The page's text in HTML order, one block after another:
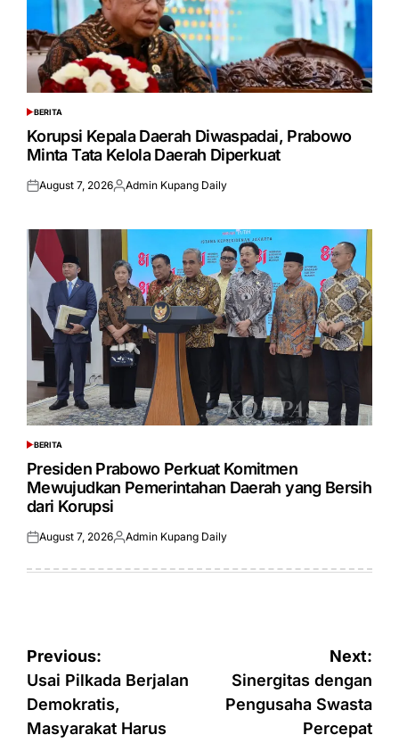
POSTED
IN
BERITA
Korupsi Kepala Daerah Diwaspadai, Prabowo
Minta Tata Kelola Daerah Diperkuat
Posted
August 7, 2026Posted
Admin Kupang Daily
POSTED
IN
BERITA
Presiden Prabowo Perkuat Komitmen
Mewujudkan Pemerintahan Daerah yang Bersih
dari Korupsi
Posted
August 7, 2026Posted
Admin Kupang Daily
Post
navigation
Previous:
Usai Pilkada Berjalan
Demokratis,
Masyarakat Harus
Next:
Sinergitas dengan
Pengusaha Swasta
Percepat